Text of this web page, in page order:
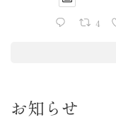
4
お知らせ